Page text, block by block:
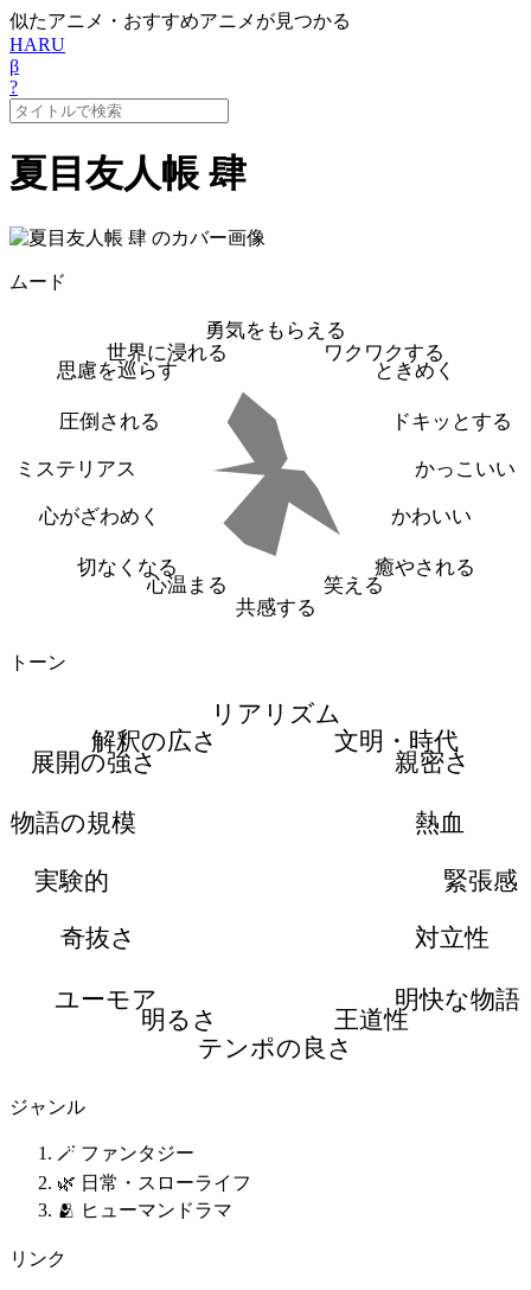
似たアニメ・おすすめアニメが見つかる
HARU
β
?
夏目友人帳 肆
ムード
勇気をもらえる
ワクワクする
ときめく
ドキッとする
かっこいい
かわいい
癒やされる
笑える
共感する
心温まる
切なくなる
心がざわめく
ミステリアス
圧倒される
思慮を巡らす
世界に浸れる
トーン
リアリズム
文明・時代
親密さ
熱血
緊張感
対立性
明快な物語
王道性
テンポの良さ
明るさ
ユーモア
奇抜さ
実験的
物語の規模
展開の強さ
解釈の広さ
ジャンル
🪄 ファンタジー
🌿 日常・スローライフ
🫂 ヒューマンドラマ
リンク